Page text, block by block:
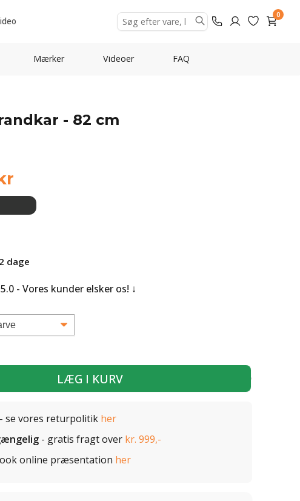
0
Mærker Videoer FAQ
- 82 cm
dage
- Vores kunder elsker os!
LÆG I KURV
- se vores returpolitik her
- gratis fragt over kr. 999,-
online præsentation her